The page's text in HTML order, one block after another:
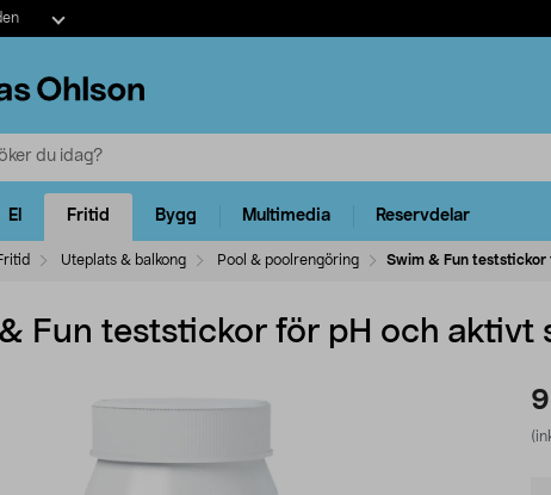
El Fritid Bygg Multimedia Reservdelar
Uteplats & balkong Pool & poolrengöring Swim & Fun
Fun teststickor för pH och aktivt